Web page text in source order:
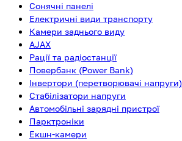
Сонячні панелі
Електричні види транспорту
Камери заднього виду
AJAX
Рації та радіостанції
Повербанк (Power Bank)
Інвертори (перетворювачі напруги)
Стабілізатори напруги
Автомобільні зарядні пристрої
Парктроніки
Екшн-камери